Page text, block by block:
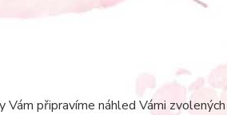
Vám připravíme náhled Vámi